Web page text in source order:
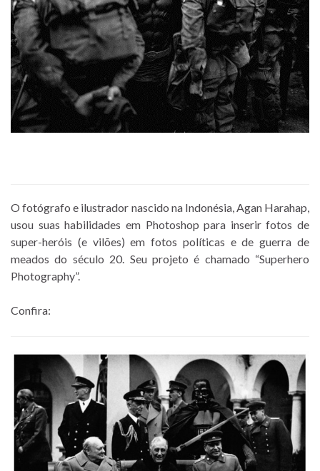
O fotógrafo e ilustrador nascido na Indonésia, Agan Harahap,
usou suas habilidades em Photoshop para inserir fotos de
super-heróis (e vilões) em fotos políticas e de guerra de
meados do século 20. Seu projeto é chamado “Superhero
Photography”.
Confira: